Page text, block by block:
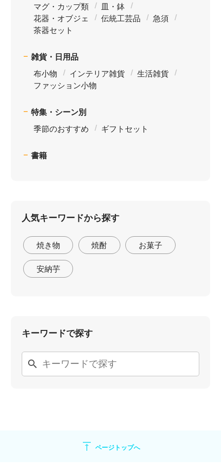
マグ・カップ類
皿・鉢
花器・オブジェ
伝統工芸品
急須
茶器セット
雑貨・日用品
布小物
インテリア雑貨
生活雑貨
ファッション小物
特集・シーン別
季節のおすすめ
ギフトセット
書籍
人気キーワードから探す
焼き物 焼酎 お菓子
安納芋
キーワードで探す
search
vertical_align_top ページトップへ